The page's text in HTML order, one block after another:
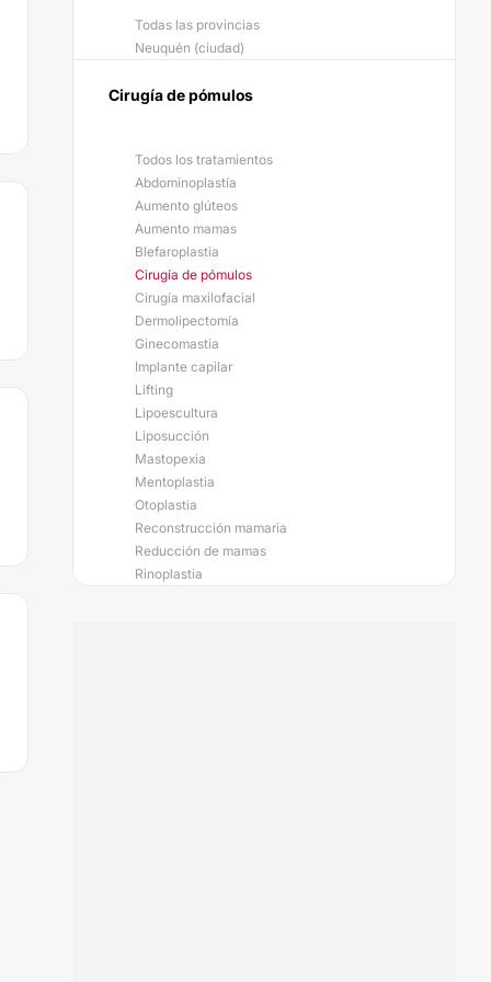
Todas las provincias
Neuquén (ciudad)
Cirugía de pómulos
Todos los tratamientos
Abdominoplastía
Aumento glúteos
Aumento mamas
Blefaroplastia
Cirugía de pómulos
Cirugía maxilofacial
Dermolipectomía
Ginecomastia
Implante capilar
Lifting
Lipoescultura
Liposucción
Mastopexia
Mentoplastia
Otoplastia
Reconstrucción mamaria
Reducción de mamas
Rinoplastia